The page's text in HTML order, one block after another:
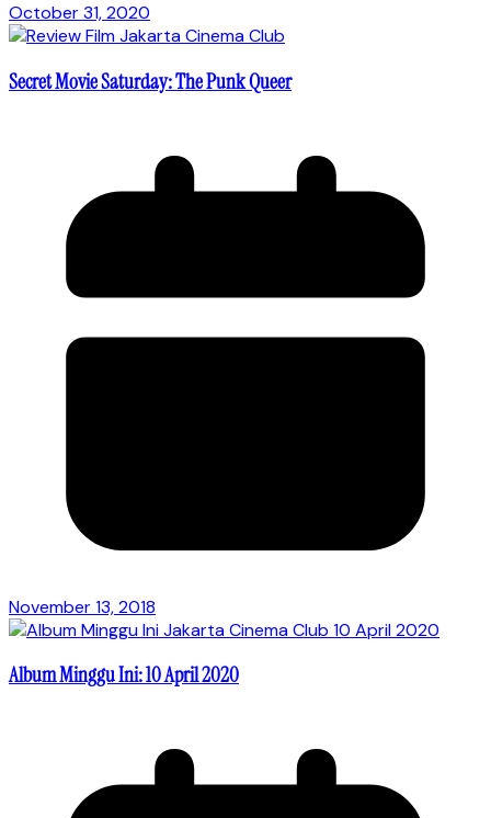
October 31, 2020
Secret Movie Saturday: The Punk Queer
November 13, 2018
Album Minggu Ini: 10 April 2020